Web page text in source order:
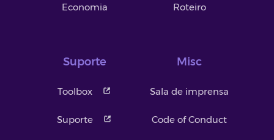
Economia Roteiro
Suporte
Toolbox
Suporte
Misc
Sala de imprensa
Code of Conduct